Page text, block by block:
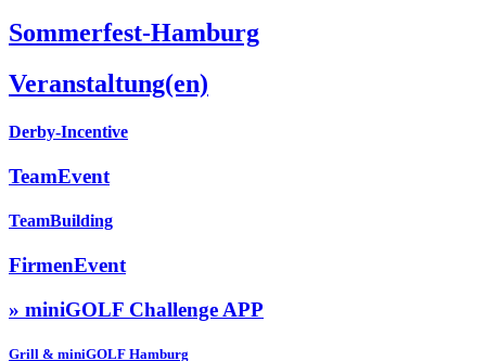
Sommerfest-Hamburg
Veranstaltung(en)
Derby-Incentive
TeamEvent
TeamBuilding
FirmenEvent
» miniGOLF Challenge APP
Grill & miniGOLF Hamburg